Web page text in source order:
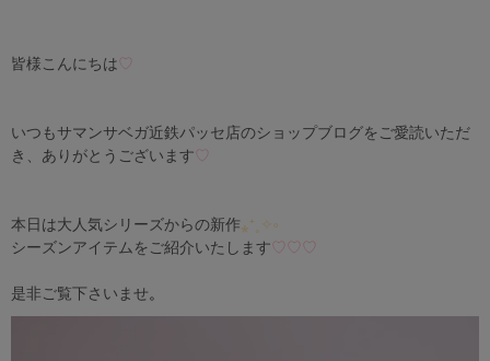
皆様こんにちは♡
いつもサマンサベガ近鉄パッセ店のショップブログをご愛読いただ
き、ありがとうございます♡
本日は大人気シリーズからの新作⁎⁺˳✧༚
シーズンアイテム をご紹介いたします♡♡♡
是非ご覧下さいませ。